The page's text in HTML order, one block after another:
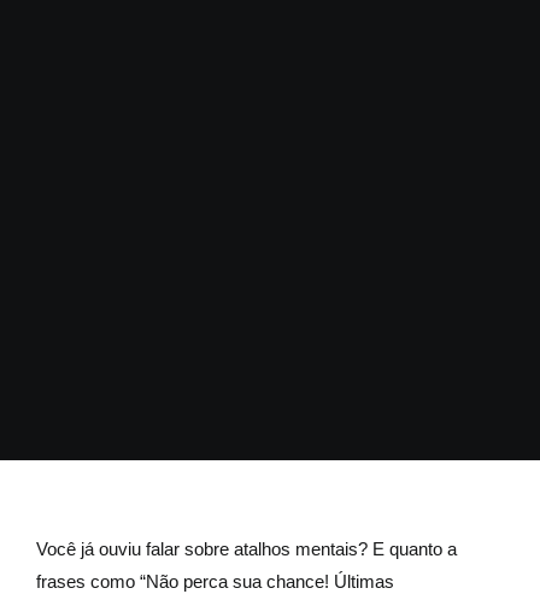
Você já ouviu falar sobre atalhos mentais? E quanto a
frases como “Não perca sua chance! Últimas